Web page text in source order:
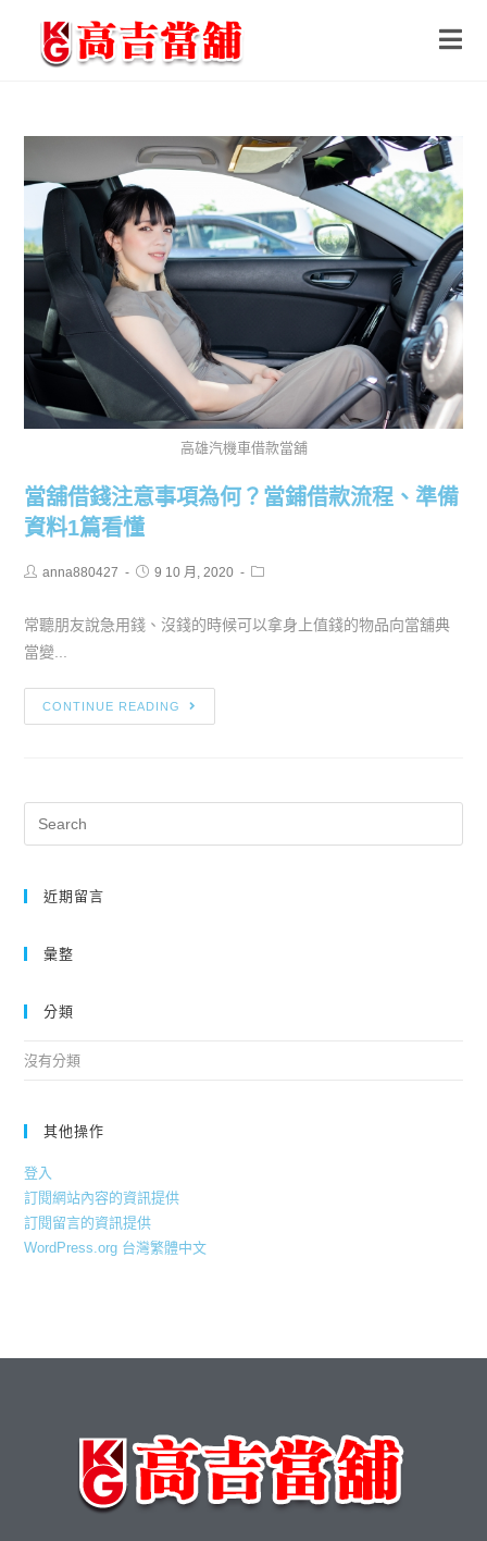
高雄汽機車借款當舖
當舖借錢注意事項為何？當鋪借款流程、準備
資料1篇看懂
anna880427 9 10 月, 2020
常聽朋友說急用錢、沒錢的時候可以拿身上值錢的物品向當舖典
當變...
CONTINUE READING
近期留言
彙整
分類
沒有分類
其他操作
登入
訂閱網站內容的資訊提供
訂閱留言的資訊提供
WordPress.org 台灣繁體中文